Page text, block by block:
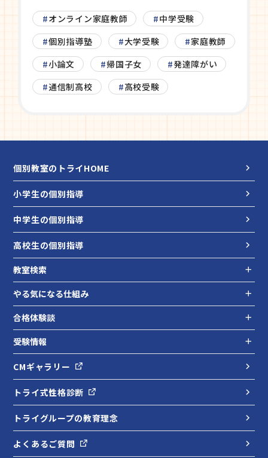
オンライン家庭教師
中学受験
個別指導塾
大学受験
家庭教師
小論文
帰国子女
発達障がい
通信制高校
高校受験
個別教室のトライHOME
小学生の個別指導
中学生の個別指導
高校生の個別指導
教室検索
やる気になる仕組み
合格体験談
受験情報
CMギャラリー
トライ式性格診断
トライグループの教育理念
よくあるご質問